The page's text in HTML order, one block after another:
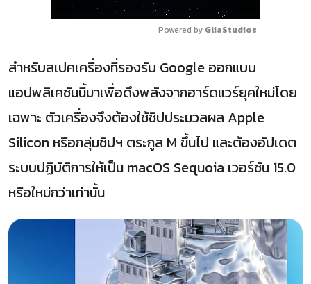
Powered by GliaStudios
สำหรับสเปคเครื่องที่รองรับ Google ออกแบบ
แอปพลิเคชันนี้มาเพื่อดึงพลังจากฮาร์ดแวร์ยุคใหม่โดย
เฉพาะ ตัวเครื่องจึงต้องใช้ชิปประมวลผล Apple
Silicon หรือกลุ่มชิปฯ ตระกูล M ขึ้นไป และต้องอัปเดต
ระบบปฏิบัติการให้เป็น macOS Sequoia เวอร์ชัน 15.0
หรือใหม่กว่าเท่านั้น